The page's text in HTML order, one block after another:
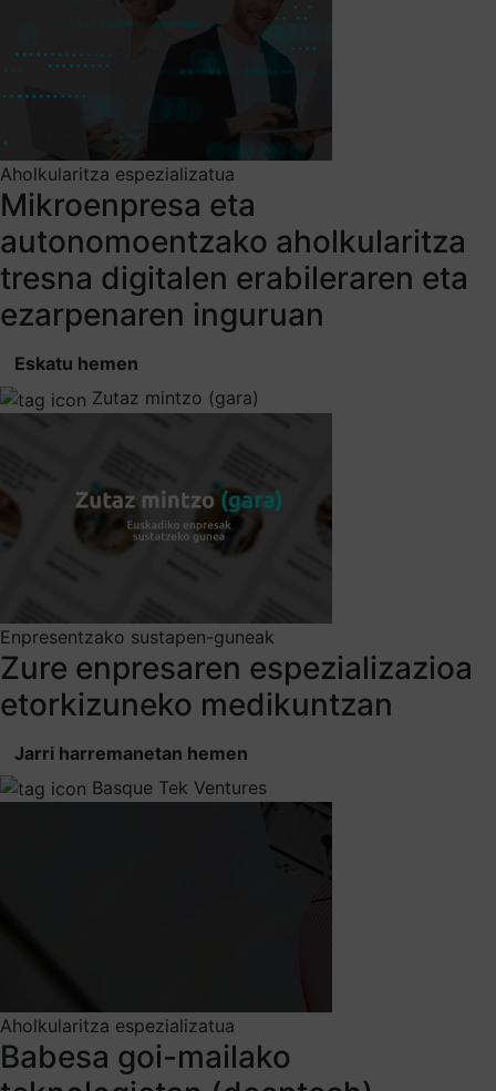
Aholkularitza espezializatua
Mikroenpresa eta
autonomoentzako aholkularitza
tresna digitalen erabileraren eta
ezarpenaren inguruan
Eskatu hemen
Zutaz mintzo (gara)
Enpresentzako sustapen-guneak
Zure enpresaren espezializazioa
etorkizuneko medikuntzan
Jarri harremanetan hemen
Basque Tek Ventures
Aholkularitza espezializatua
Babesa goi-mailako